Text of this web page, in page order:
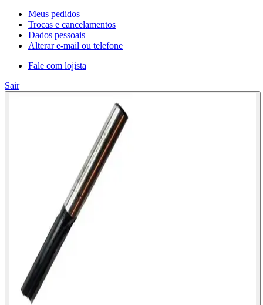
Meus pedidos
Trocas e cancelamentos
Dados pessoais
Alterar e-mail ou telefone
Fale com lojista
Sair